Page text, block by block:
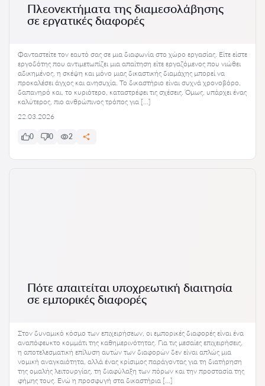
Πλεονεκτήματα της διαμεσολάβησης
σε εργατικές διαφορές
Φανταστείτε τον εαυτό σας σε μια διαφωνία στο χώρο εργασίας. Είτε είστε
εργοδότης που αντιμετωπίζει μια απαίτηση είτε εργαζόμενος που νιώθει
αδικημένος, η σκέψη και μόνο μιας δικαστικής διαμάχης μπορεί να
προκαλέσει άγχος και ανησυχία. Το δικαστήριο είναι συχνά χρονοβόρο,
δαπανηρό και, το κυριότερο, καταστρέφει τις σχέσεις. Όμως, υπάρχει ένας
καλύτερος, πιο ανθρώπινος τρόπος για […]
22.03.2026
0 0 2
Πότε απαιτείται υποχρεωτική διαιτησία
σε εμπορικές διαφορές
Στον δυναμικό κόσμο των επιχειρήσεων, οι εμπορικές διαφορές είναι ένα
αναπόφευκτο κομμάτι της καθημερινότητας. Για τις μεσαίες επιχειρήσεις,
η αποτελεσματική επίλυση αυτών των διαφορών δεν είναι απλώς μια
νομική αναγκαιότητα, αλλά ένας κρίσιμος παράγοντας για τη διατήρηση
της ομαλής λειτουργίας, τη διαφύλαξη των πόρων και την προστασία της
φήμης τους. Ενώ η προσφυγή στα δικαστήρια […]